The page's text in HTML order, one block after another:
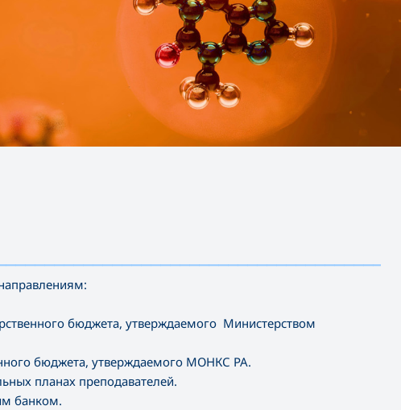
——————————————————————————
бюджета, утверждаемого Министерством
бюджета, утверждаемого МОНКС РА.
планах преподавателей.
банком.